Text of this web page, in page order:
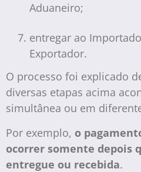
Aduaneiro;
entregar ao
Exportador.
O processo foi explicado
diversas etapas acima
simultânea ou em
Por exemplo, o
ocorrer somente depois
entregue ou recebida.